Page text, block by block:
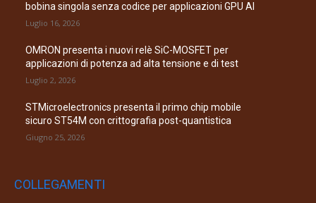
bobina singola senza codice per applicazioni GPU AI
Luglio 16, 2026
OMRON presenta i nuovi relè SiC-MOSFET per
applicazioni di potenza ad alta tensione e di test
Luglio 2, 2026
STMicroelectronics presenta il primo chip mobile
sicuro ST54M con crittografia post-quantistica
Giugno 25, 2026
COLLEGAMENTI